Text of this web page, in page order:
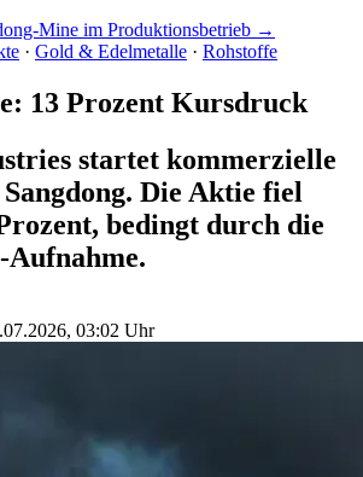
Mine im Produktionsbetrieb →
· Gold & Edelmetalle · Rohstoffe
13 Prozent Kursdruck
startet kommerzielle
Die Aktie fiel
bedingt durch die
Aufnahme.
03:02 Uhr